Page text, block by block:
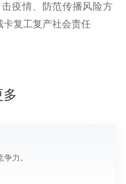
疫情、防范传播风险方
卡复工复产社会责任
多
力。